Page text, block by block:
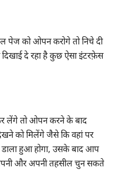
को ओपन करोगे तो निचे दी
दे रहा है कुछ ऐसा इंटरफ़ेस
लेंगे तो ओपन करने के बाद
को मिलेंगे जैसे कि वहां पर
हुआ होगा, उसके बाद आप
और अपनी तहसील चुन सकते